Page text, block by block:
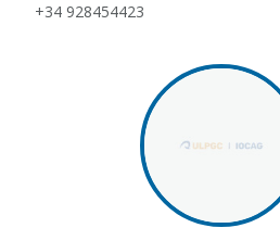
+34 928454423